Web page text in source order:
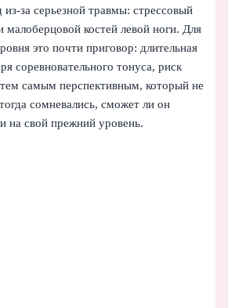
серьезной травмы: стрессовый
малоберцовой костей левой ноги. Для
это почти приговор: длительная
соревновательного тонуса, риск
самым перспективным, который не
сомневались, сможет ли он
на свой прежний уровень.